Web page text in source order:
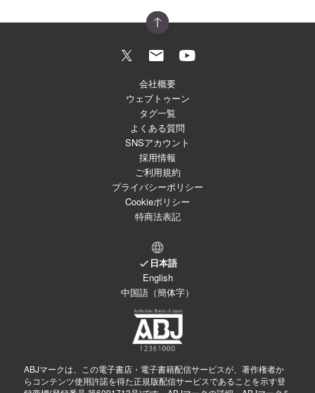
会社概要
ウェブトゥーン
タグ一覧
よくある質問
SNSアカウント
採用情報
ご利用規約
プライバシーポリシー
Cookieポリシー
特商法表記
日本語
English
中国語（簡体字）
ABJマークは、この電子書店・電子書籍配信サービスが、著作権者か
らコンテンツ使用許諾を得た正規版配信サービスであることを示す登